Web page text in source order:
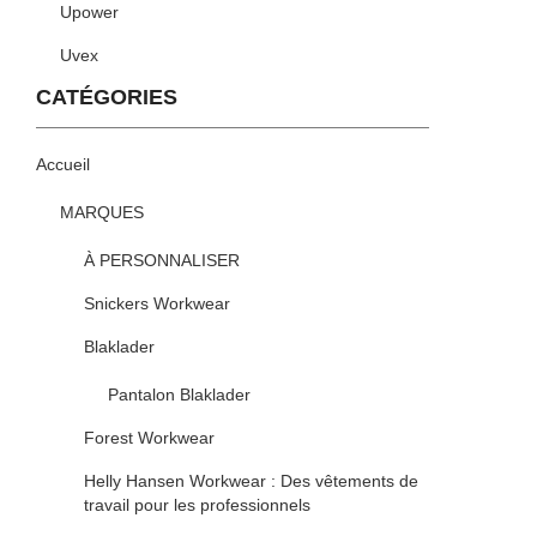
Upower
Uvex
CATÉGORIES
Accueil
MARQUES
À PERSONNALISER
Snickers Workwear
Blaklader
Pantalon Blaklader
Forest Workwear
Helly Hansen Workwear : Des vêtements de
travail pour les professionnels